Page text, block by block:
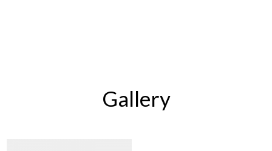
Gallery